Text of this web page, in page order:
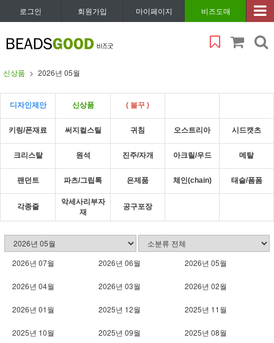
로그인 회원가입 마이페이지 비즈도매
신상품 2026년 05월
디자인제안 신상품 ( 볼꾸 )
키링/폰재료 써지컬스틸 귀침 오스트리아 시드캣츠
크리스탈 원석 진주/자개 아크릴/우드 메탈
팬던트 파츠/그립톡 은제품 체인(chain) 태슬/폼폼
각종줄
악세사리부자
재
공구포장
2026년 07월 2026년 06월 2026년 05월
2026년 04월 2026년 03월 2026년 02월
2026년 01월 2025년 12월 2025년 11월
2025년 10월 2025년 09월 2025년 08월